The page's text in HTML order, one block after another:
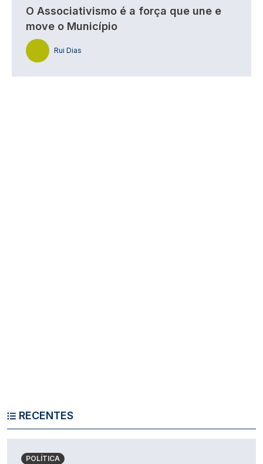
O Associativismo é a força que une e
move o Município
Rui Dias
RECENTES
POLÍTICA